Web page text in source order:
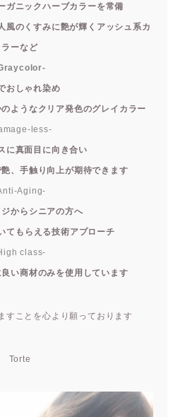
ガニックハーブカラーを常備
風のくすみに艶が輝くアッシュ系カ
ラーなど
おしゃれ染め
ようなクリア発色のグレイカラー
less-
に真面目に向き合い
、手触り向上が期待できます
Aging-
ジからシニアの方へ
てもらえる技術アプローチ
class-
い商材のみを使用しています
すことを心より願っております
Torte